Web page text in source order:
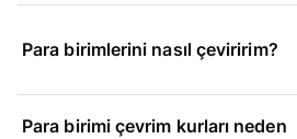
Para birimlerini nasıl çeviririm?
Para birimi çevrim kurları neden